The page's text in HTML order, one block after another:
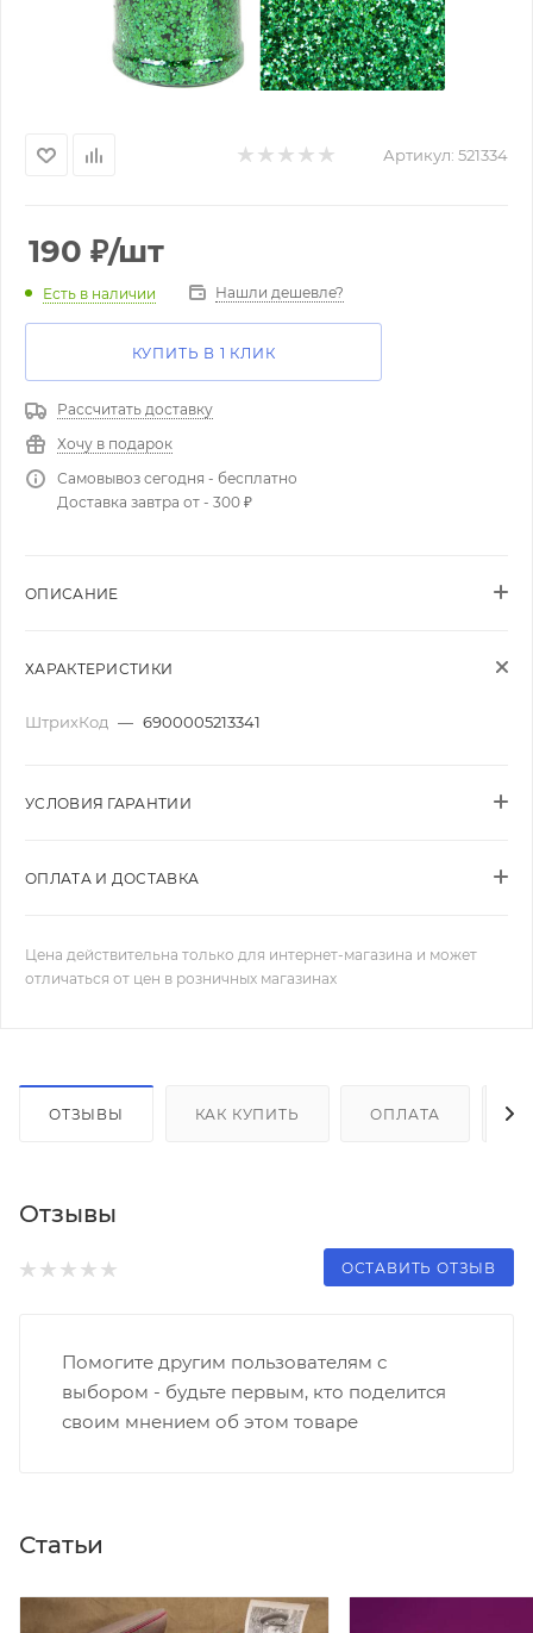
Артикул: 521334
190 ₽/шт
Есть в наличии Нашли дешевле?
КУПИТЬ В 1 КЛИК
Рассчитать доставку
Хочу в подарок
Самовывоз сегодня - бесплатно
Доставка завтра от - 300 ₽
ОПИСАНИЕ
ХАРАКТЕРИСТИКИ
ШтрихКод — 6900005213341
УСЛОВИЯ ГАРАНТИИ
ОПЛАТА И ДОСТАВКА
Цена действительна только для интернет-магазина и может
отличаться от цен в розничных магазинах
ОТЗЫВЫ КАК КУПИТЬ ОПЛАТА
Отзывы
ОСТАВИТЬ ОТЗЫВ
Помогите другим пользователям с
выбором - будьте первым, кто поделится
своим мнением об этом товаре
Статьи